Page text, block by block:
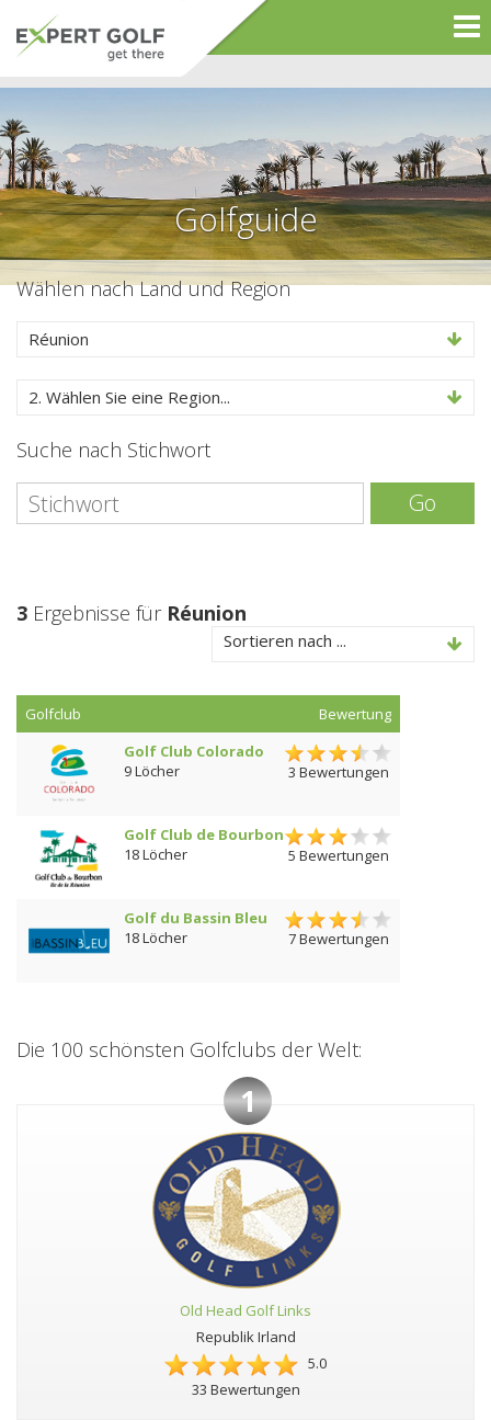
Golfguide
Wählen nach Land und Region
Réunion
2. Wählen Sie eine Region...
Suche nach Stichwort
Go
3 Ergebnisse für Réunion
Sortieren nach ...
Golfclub
Bewertung
Golf Club Colorado
9 Löcher
3 Bewertungen
Golf Club de Bourbon
18 Löcher
5 Bewertungen
Golf du Bassin Bleu
18 Löcher
7 Bewertungen
Die 100 schönsten Golfclubs der Welt:
1
Old Head Golf Links
Republik Irland
5.0
33 Bewertungen